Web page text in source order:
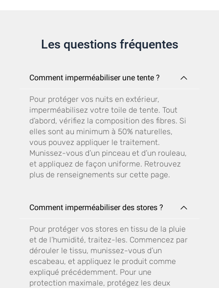
Les questions fréquentes
Comment imperméabiliser une tente ?
Pour protéger vos nuits en extérieur,
imperméabilisez votre toile de tente. Tout
d’abord, vérifiez la composition des fibres. Si
elles sont au minimum à 50% naturelles,
vous pouvez appliquer le traitement.
Munissez-vous d’un pinceau et d’un rouleau,
et appliquez de façon uniforme. Retrouvez
plus de renseignements sur cette page.
Comment imperméabiliser des stores ?
Pour protéger vos stores en tissu de la pluie
et de l’humidité, traitez-les. Commencez par
dérouler le tissu, munissez-vous d’un
escabeau, et appliquez le produit comme
expliqué précédemment. Pour une
protection maximale, protégez les deux